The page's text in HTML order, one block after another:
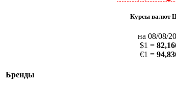
Курсы валют
на 08/08/
$1 =
€1 =
Бренды